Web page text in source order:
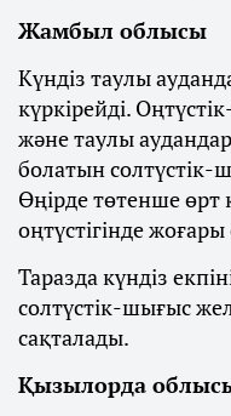
Жамбыл облысы
Күндіз таулы
күркірейді.
және таулы
болатын
Өңірде төтенше
оңтүстігінде
Таразда күндіз
солтүстік-шығыс
сақталады.
Қызылорда